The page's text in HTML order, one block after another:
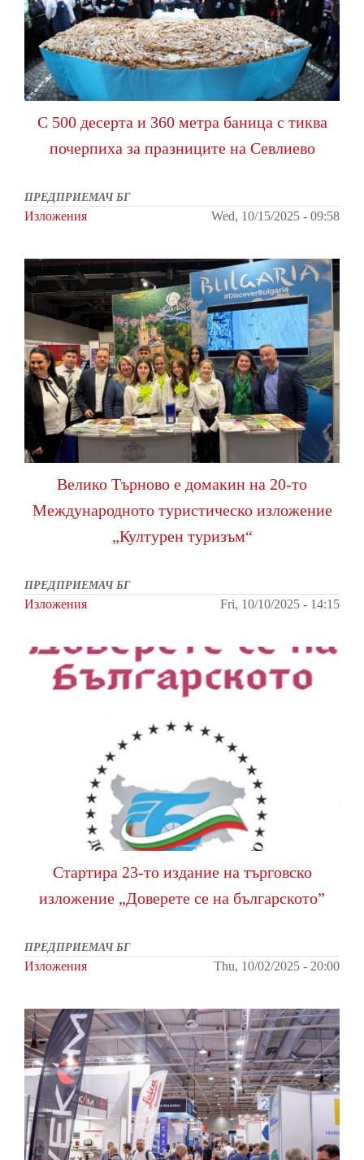
С 500 десерта и 360 метра баница с тиква
почерпиха за празниците на Севлиево
ПРЕДПРИЕМАЧ БГ
Изложения Wed, 10/15/2025 - 09:58
Велико Търново е домакин на 20-то
Международното туристическо изложение
„Културен туризъм“
ПРЕДПРИЕМАЧ БГ
Изложения Fri, 10/10/2025 - 14:15
Стартира 23-то издание на търговско
изложение „Доверете се на българското”
ПРЕДПРИЕМАЧ БГ
Изложения Thu, 10/02/2025 - 20:00